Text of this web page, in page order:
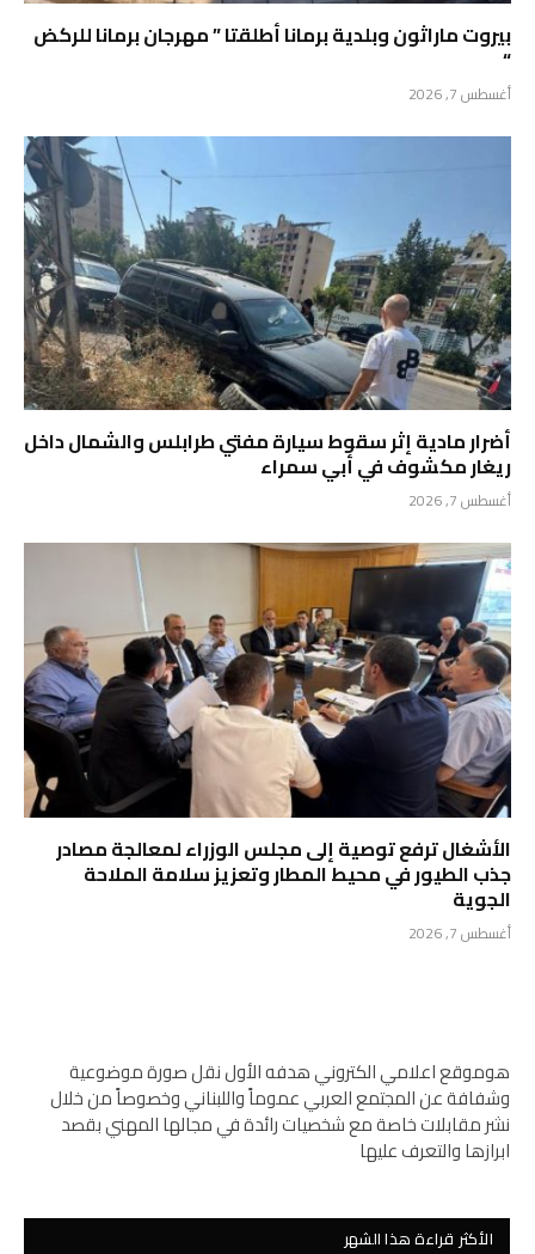
بيروت ماراثون وبلدية برمانا أطلقتا ” مهرجان برمانا للركض
“
أغسطس 7, 2026
أضرار مادية إثر سقوط سيارة مفتي طرابلس والشمال داخل
ريغار مكشوف في أبي سمراء
أغسطس 7, 2026
الأشغال ترفع توصية إلى مجلس الوزراء لمعالجة مصادر
جذب الطيور في محيط المطار وتعزيز سلامة الملاحة
الجوية
أغسطس 7, 2026
هوموقع اعلامي الكتروني هدفه الأول نقل صورة موضوعية
وشفافة عن المجتمع العربي عموماً واللبناني وخصوصاً من خلال
نشر مقابلات خاصة مع شخصيات رائدة في مجالها المهني بقصد
ابرازها والتعرف عليها
الأكثر قراءة هذا الشهر